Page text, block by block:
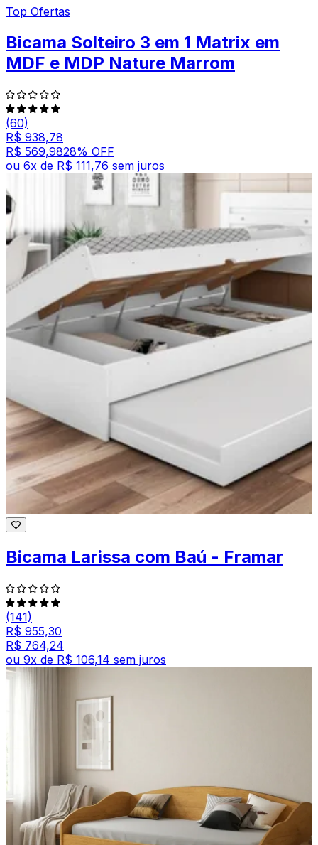
Top Ofertas
Bicama Solteiro 3 em 1 Matrix em
MDF e MDP Nature Marrom
(60)
R$ 938,78
R$ 569,9828% OFF
ou 6x de R$ 111,76 sem juros
Bicama Larissa com Baú - Framar
(141)
R$ 955,30
R$ 764,24
ou 9x de R$ 106,14 sem juros